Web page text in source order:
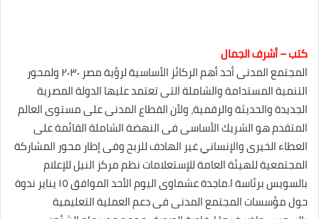
كتب – أشرف الجمال
المجتمع المدنى أحد أهم الركائز الأساسية لرؤية مصر ٢٠٣٠ ولمحور
التنمية المستدامة والشاملة التى تعتمد عليها الدولة المصرية
الجديدة والحديثة والرقمية، ولأن القطاع المدنى على مستوى العالم
المتقدم هو الشريك الأساسى فى النهضة الشاملة القائمة على
العطاء الخيرى والإنساني غير الهادف للربح وفى إطار محور المشاركة
المجتمعية للهيئة العامة للإستعلامات نظم مركز النيل للإعلام
بالسويس برئاسة ا.ماجدة عشماوى اليوم الأحد الموافق ١٥ يناير ندوة
حول مؤسسات المجتمع المدنى فى دعم العملية التعليمية